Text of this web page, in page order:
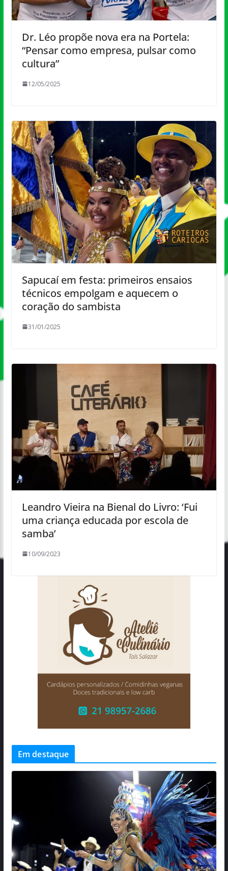
Dr. Léo propõe nova era na Portela:
“Pensar como empresa, pulsar como
cultura”
12/05/2025
Sapucaí em festa: primeiros ensaios
técnicos empolgam e aquecem o
coração do sambista
31/01/2025
Leandro Vieira na Bienal do Livro: ‘Fui
uma criança educada por escola de
samba’
10/09/2023
Em destaque